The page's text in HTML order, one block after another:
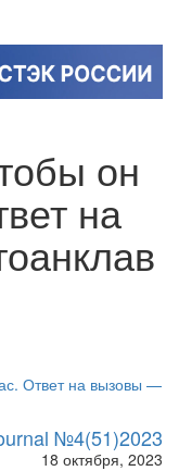
он
на
Ответ на вызовы —
№4(51)2023
18 октября, 2023